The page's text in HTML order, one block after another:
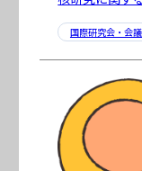
国際研究会・会議